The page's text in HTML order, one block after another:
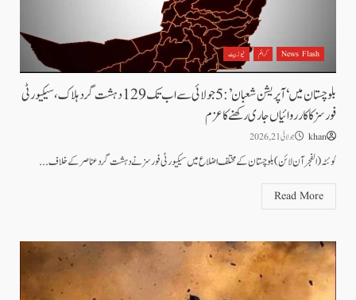
News Flash کرائم نیوز بیٹ
بلوچستان میں ‘آپریشن شعبان’: 5 جولائی سے اب تک 129 دہشت گرد ہلاک، سیکیورٹی
فورسز کا کارروائیاں جاری رکھنے کا عزم
khan جولائی 21, 2026
​کوئٹہ ( الفجرآن لائن) بلوچستان کے مختلف اضلاع میں سیکیورٹی فورسز نے دہشت گرد عناصر کے خلاف...
Read More